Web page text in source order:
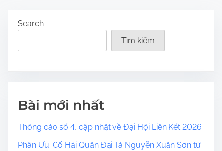
Search
Tìm kiếm
Bài mới nhất
Thông cáo số 4, cập nhật về Đại Hội Liên Kết 2026
Phân Ưu: Cố Hải Quân Đại Tá Nguyễn Xuân Sơn từ